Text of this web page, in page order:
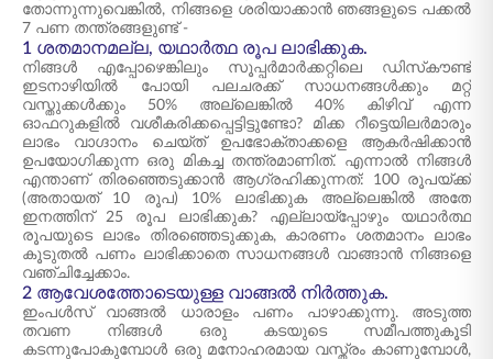
തോന്നുന്നുവെങ്കിൽ, നിങ്ങളെ ശരിയാക്കാൻ ഞങ്ങളുടെ പക്കൽ
7 പണ തന്ത്രങ്ങളുണ്ട് -
1 ശതമാനമല്ല, യഥാർത്ഥ രൂപ ലാഭിക്കുക.
നിങ്ങൾ എപ്പോഴെങ്കിലും സൂപ്പർമാർക്കറ്റിലെ ഡിസ്‌കൗണ്ട്
ഇടനാഴിയിൽ പോയി പലചരക്ക് സാധനങ്ങൾക്കും മറ്റ്
വസ്തുക്കൾക്കും 50% അല്ലെങ്കിൽ 40% കിഴിവ് എന്ന
ഓഫറുകളിൽ വശീകരിക്കപ്പെട്ടിട്ടുണ്ടോ? മിക്ക റീട്ടെയിലർമാരും
ലാഭം വാഗ്ദാനം ചെയ്ത് ഉപഭോക്താക്കളെ ആകർഷിക്കാൻ
ഉപയോഗിക്കുന്ന ഒരു മികച്ച തന്ത്രമാണിത്. എന്നാൽ നിങ്ങൾ
എന്താണ് തിരഞ്ഞെടുക്കാൻ ആഗ്രഹിക്കുന്നത്: 100 രൂപയ്ക്ക്
(അതായത് 10 രൂപ) 10% ലാഭിക്കുക അല്ലെങ്കിൽ അതേ
ഇനത്തിന് 25 രൂപ ലാഭിക്കുക? എല്ലായ്പ്പോഴും യഥാർത്ഥ
രൂപയുടെ ലാഭം തിരഞ്ഞെടുക്കുക, കാരണം ശതമാനം ലാഭം
കൂടുതൽ പണം ലാഭിക്കാതെ സാധനങ്ങൾ വാങ്ങാൻ നിങ്ങളെ
വഞ്ചിച്ചേക്കാം.
2 ആവേശത്തോടെയുള്ള വാങ്ങൽ നിർത്തുക.
ഇംപൾസ് വാങ്ങൽ ധാരാളം പണം പാഴാക്കുന്നു. അടുത്ത
തവണ നിങ്ങൾ ഒരു കടയുടെ സമീപത്തുകൂടി
കടന്നുപോകുമ്പോൾ ഒരു മനോഹരമായ വസ്ത്രം കാണുമ്പോൾ,